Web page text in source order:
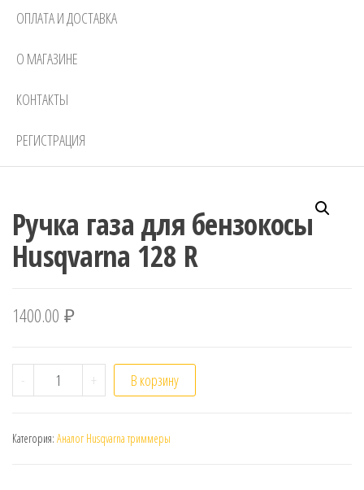
ОПЛАТА И ДОСТАВКА
О МАГАЗИНЕ
КОНТАКТЫ
РЕГИСТРАЦИЯ
Ручка газа для бензокосы
Husqvarna 128 R
1400.00 ₽
- Количество Ручка газа для бензокосы Husqvarna 128
+ В корзину
Категория: Аналог Husqvarna триммеры